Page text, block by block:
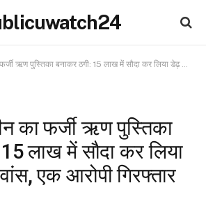
बनाकर ठगी: 15 लाख में सौदा कर लिया डेढ़ लाख एडवांस, एक आरोपी गिरफ्तार
का फर्जी ऋण पुस्तिका
लाख में सौदा कर लिया
एक आरोपी गिरफ्तार